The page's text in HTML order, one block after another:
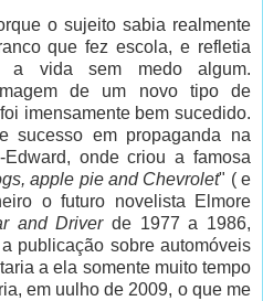
o sujeito sabia realmente
que fez escola, e refletia
a vida sem medo algum.
de um novo tipo de
imensamente bem sucedido.
sucesso em propaganda na
onde criou a famosa
apple pie and Chevrolet" ( e
o futuro novelista Elmore
and Driverde 1977 a 1986,
publicação sobre automóveis
a ela somente muito tempo
em uulho de 2009, o que me